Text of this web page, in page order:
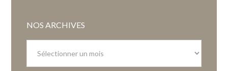
NOS ARCHIVES
archives